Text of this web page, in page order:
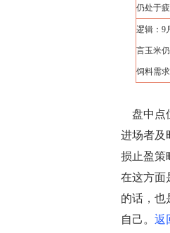
仍处于
逻辑：9
言玉米
饲料需
盘中点
进场者及
损止盈策
在这方面
的话，也
自己。 返